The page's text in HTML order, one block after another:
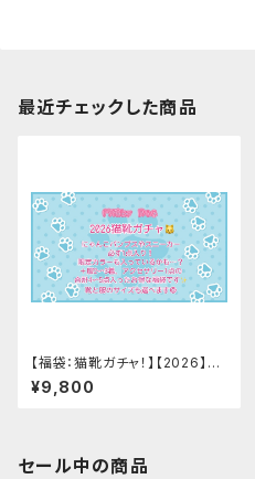
最近チェックした商品
【福袋：猫靴ガチャ！】【2026】Mi
lky Rag 福袋
¥9,800
セール中の商品